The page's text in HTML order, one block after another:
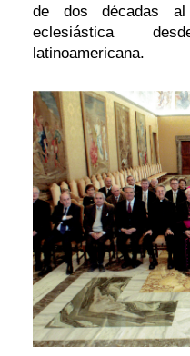
de dos décadas
eclesiástica
latinoamericana.